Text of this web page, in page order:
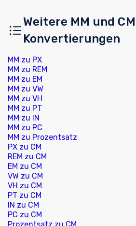
Weitere MM und CM
Konvertierungen
MM zu PX
MM zu REM
MM zu EM
MM zu VW
MM zu VH
MM zu PT
MM zu IN
MM zu PC
MM zu Prozentsatz
PX zu CM
REM zu CM
EM zu CM
VW zu CM
VH zu CM
PT zu CM
IN zu CM
PC zu CM